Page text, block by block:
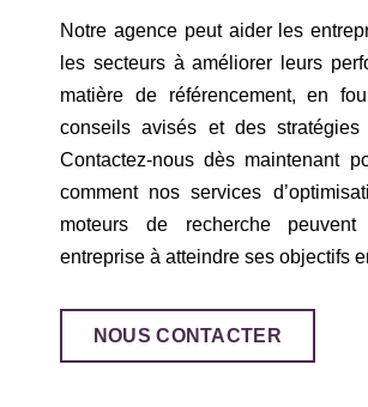
Notre agence peut aider les
les secteurs à améliorer leurs
matière de référencement, en
conseils avisés et des stratégies
Contactez-nous dès maintenant
comment nos services
moteurs de recherche
entreprise à atteindre ses objectifs
NOUS CONTACTER